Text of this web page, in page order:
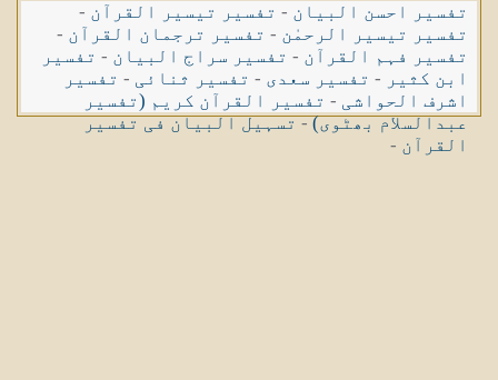
تفسیر احسن البیان - تفسیر تیسیر القرآن -
تفسیر تیسیر الرحمٰن - تفسیر ترجمان القرآن -
تفسیر فہم القرآن - تفسیر سراج البیان - تفسیر
ابن کثیر - تفسیر سعدی - تفسیر ثنائی - تفسیر
اشرف الحواشی - تفسیر القرآن کریم (تفسیر
عبدالسلام بھٹوی)-تسہیل البیان فی تفسیر
القرآن -